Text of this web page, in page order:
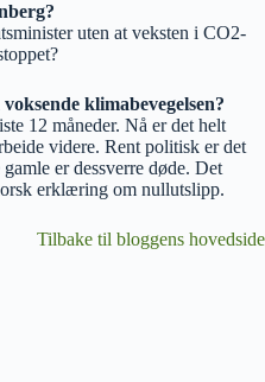
uten at veksten i CO2-
klimabevegelsen?
12 måneder. Nå er det helt
videre. Rent politisk er det
er dessverre døde. Det
erklæring om nullutslipp.
Tilbake til bloggens hovedside